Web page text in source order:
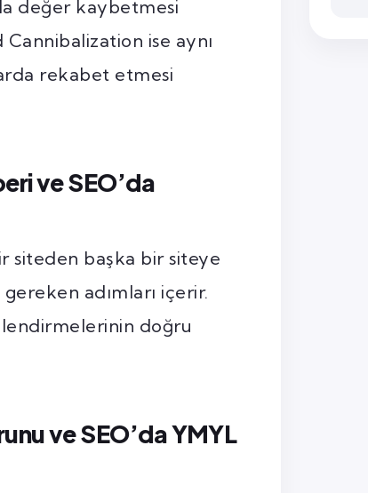
değer kaybetmesi
ise aynı
rekabet etmesi
ve SEO’da
siteden başka bir siteye
adımları içerir.
doğru
ve SEO’da YMYL